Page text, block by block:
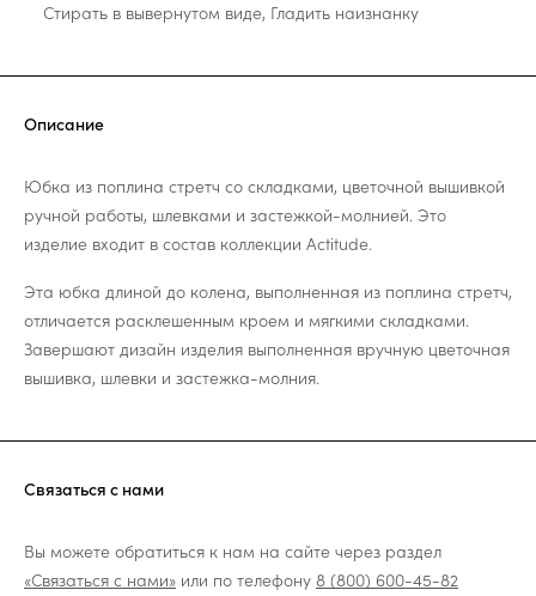
Стирать в вывернутом виде, Гладить наизнанку
Описание
Юбка из поплина стретч со складками, цветочной вышивкой
ручной работы, шлевками и застежкой-молнией. Это
изделие входит в состав коллекции Actitude.
Эта юбка длиной до колена, выполненная из поплина стретч,
отличается расклешенным кроем и мягкими складками.
Завершают дизайн изделия выполненная вручную цветочная
вышивка, шлевки и застежка-молния.
Связаться с нами
Вы можете обратиться к нам на сайте через раздел
«Связаться с нами» или по телефону 8 (800) 600-45-82